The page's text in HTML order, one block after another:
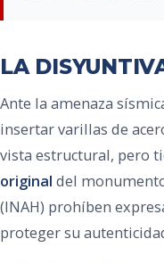
LA
Ante la amenaza
insertar varillas de
vista estructural, pero
original del
(INAH) prohíben
proteger su